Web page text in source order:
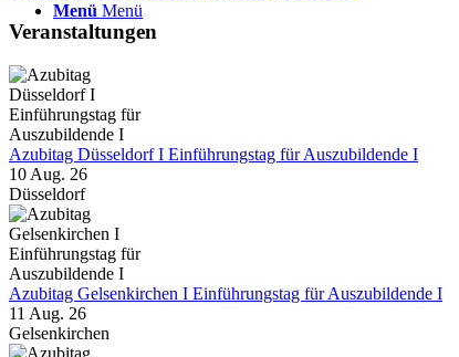
Menü Menü
Veranstaltungen
Azubitag Düsseldorf I Einführungstag für Auszubildende I
10 Aug. 26
Düsseldorf
Azubitag Gelsenkirchen I Einführungstag für Auszubildende I
11 Aug. 26
Gelsenkirchen